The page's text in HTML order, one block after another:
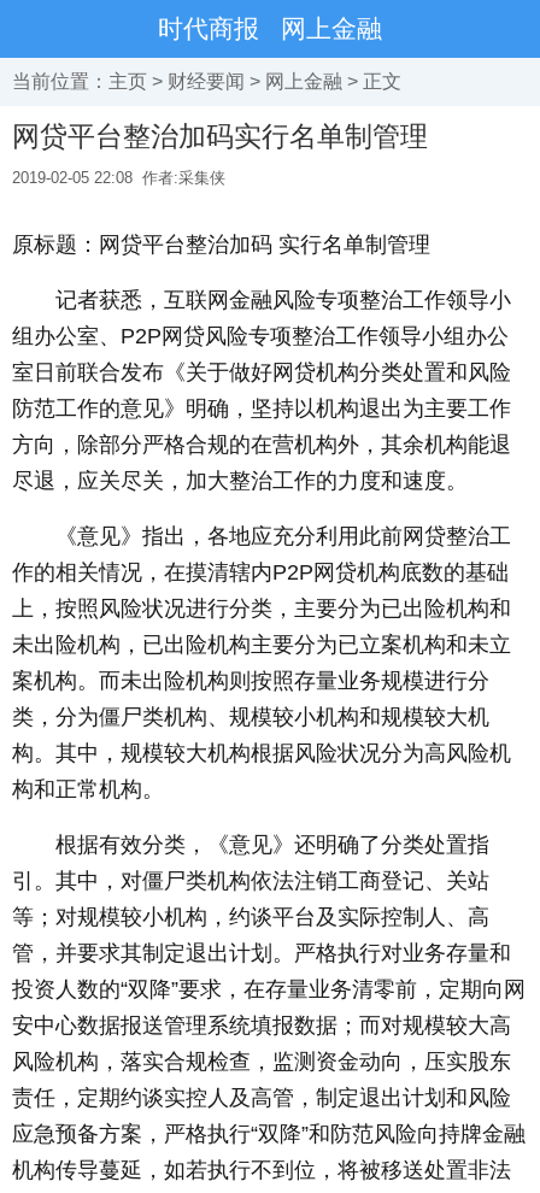
时代商报 网上金融
当前位置： 主页 > 财经要闻 > 网上金融 > 正文
网贷平台整治加码实行名单制管理
2019-02-05 22:08 作者:采集侠
原标题：网贷平台整治加码 实行名单制管理
记者获悉，互联网金融风险专项整治工作领导小
组办公室、P2P网贷风险专项整治工作领导小组办公
室日前联合发布《关于做好网贷机构分类处置和风险
防范工作的意见》明确，坚持以机构退出为主要工作
方向，除部分严格合规的在营机构外，其余机构能退
尽退，应关尽关，加大整治工作的力度和速度。
《意见》指出，各地应充分利用此前网贷整治工
作的相关情况，在摸清辖内P2P网贷机构底数的基础
上，按照风险状况进行分类，主要分为已出险机构和
未出险机构，已出险机构主要分为已立案机构和未立
案机构。而未出险机构则按照存量业务规模进行分
类，分为僵尸类机构、规模较小机构和规模较大机
构。其中，规模较大机构根据风险状况分为高风险机
构和正常机构。
根据有效分类，《意见》还明确了分类处置指
引。其中，对僵尸类机构依法注销工商登记、关站
等；对规模较小机构，约谈平台及实际控制人、高
管，并要求其制定退出计划。严格执行对业务存量和
投资人数的“双降”要求，在存量业务清零前，定期向网
安中心数据报送管理系统填报数据；而对规模较大高
风险机构，落实合规检查，监测资金动向，压实股东
责任，定期约谈实控人及高管，制定退出计划和风险
应急预备方案，严格执行“双降”和防范风险向持牌金融
机构传导蔓延，如若执行不到位，将被移送处置非法